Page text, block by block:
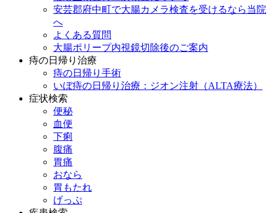
安芸郡府中町で大腸カメラ検査を受けるなら当院
へ
よくある質問
大腸ポリープ内視鏡切除後のご案内
痔の日帰り治療
痔の日帰り手術
いぼ痔の日帰り治療：ジオン注射（ALTA療法）
症状検索
便秘
血便
下痢
腹痛
胃痛
おなら
胃もたれ
げっぷ